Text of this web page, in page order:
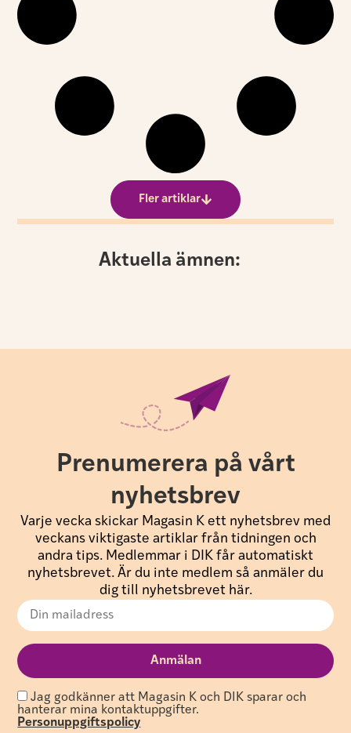
Fler artiklar
Aktuella ämnen:
Prenumerera på vårt
nyhetsbrev
Varje vecka skickar Magasin K ett nyhetsbrev med
veckans viktigaste artiklar från tidningen och
andra tips. Medlemmar i DIK får automatiskt
nyhetsbrevet. Är du inte medlem så anmäler du
dig till nyhetsbrevet här.
Jag godkänner att Magasin K och DIK sparar och
hanterar mina kontaktuppgifter.
Personuppgiftspolicy